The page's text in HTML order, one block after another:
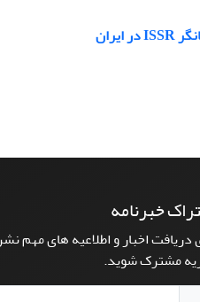
خبرنامه
دریافت اخبار و اطلاعیه های مهم
مشترک شوید.